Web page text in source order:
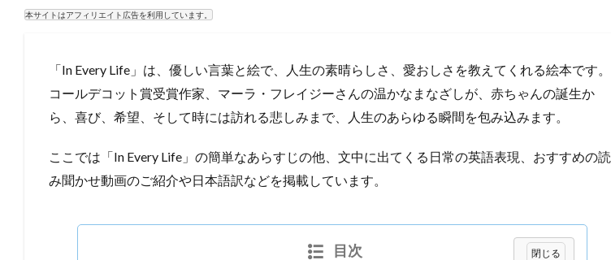
本サイトはアフィリエイト広告を利用しています。
「In Every Life」は、優しい言葉と絵で、人生の素晴らしさ、愛おしさを教えてくれる絵本です。
コールデコット賞受賞作家、マーラ・フレイジーさんの温かなまなざしが、赤ちゃんの誕生か
ら、喜び、希望、そして時には訪れる悲しみまで、人生のあらゆる瞬間を包み込みます。
ここでは「In Every Life」の簡単なあらすじの他、文中に出てくる日常の英語表現、おすすめの読
み聞かせ動画のご紹介や日本語訳などを掲載しています。
目次